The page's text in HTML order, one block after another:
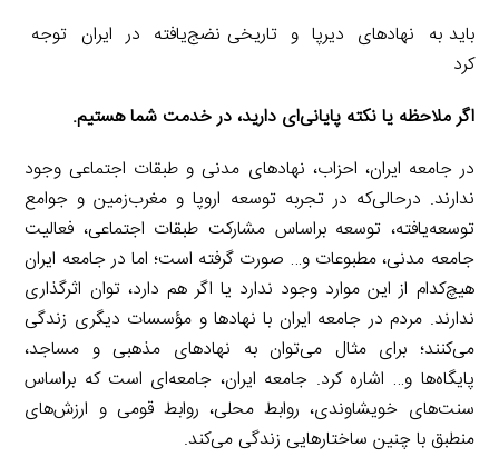
باید به نهادهای دیرپا و تاریخی نضج‌یافته در ایران توجه
کرد
‌اگر ملاحظه یا نکته پایانی‌ای دارید، در خدمت شما هستیم.
در جامعه ایران، احزاب، نهادهای مدنی و طبقات اجتماعی وجود
ندارند. درحالی‌که در تجربه توسعه اروپا و مغرب‌زمین و جوامع
توسعه‌یافته، توسعه براساس مشارکت طبقات اجتماعی، فعالیت
جامعه مدنی، مطبوعات و… صورت گرفته است؛ اما در جامعه ایران
هیچ‌کدام از این موارد وجود ندارد یا اگر هم دارد، توان اثرگذاری
ندارند. مردم در جامعه ایران با نهادها و مؤسسات دیگری زندگی
می‌کنند؛ برای مثال می‌توان به نهادهای مذهبی و مساجد،
پایگاه‌ها و… اشاره کرد. جامعه ایران، جامعه‌ای است که براساس
سنت‌های خویشاوندی، روابط محلی، روابط قومی و ارزش‌های
منطبق با چنین ساختارهایی زندگی می‌کند.